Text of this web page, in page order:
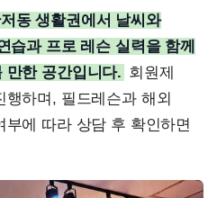
동 생활권에서 날씨와
습과 프로 레슨 실력을 함께
만한 공간입니다. 회원제
하며, 필드레슨과 해외
에 따라 상담 후 확인하면